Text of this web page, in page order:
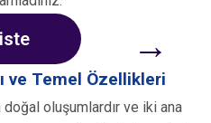
→
ve Temel Özellikleri
oluşumlardır ve iki ana